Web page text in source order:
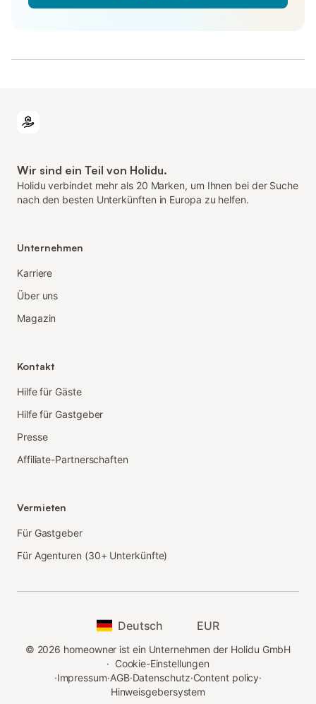
Wir sind ein Teil von Holidu.
Holidu verbindet mehr als 20 Marken, um Ihnen bei der Suche
nach den besten Unterkünften in Europa zu helfen.
Unternehmen
Karriere
Über uns
Magazin
Kontakt
Hilfe für Gäste
Hilfe für Gastgeber
Presse
Affiliate-Partnerschaften
Vermieten
Für Gastgeber
Für Agenturen (30+ Unterkünfte)
Deutsch EUR
© 2026 homeowner ist ein Unternehmen der Holidu GmbH
· Cookie-Einstellungen
·Impressum·AGB·Datenschutz·Content policy·
Hinweisgebersystem